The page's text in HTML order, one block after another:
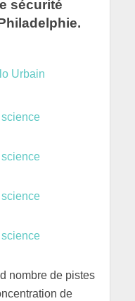
sécurité
nombre de pistes
de